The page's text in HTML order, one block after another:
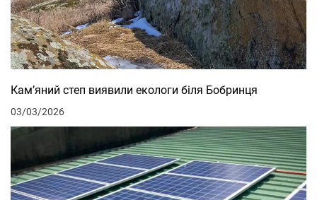
Кам’яний степ виявили екологи біля Бобринця
03/03/2026